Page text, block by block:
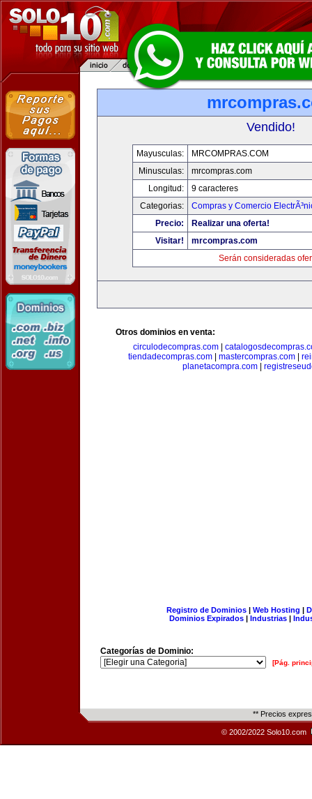
Vendido!
Mayusculas:
MRCOMPRAS.COM
Minusculas:
mrcompras.com
Longitud:
9 caracteres
Categorias:
Compras y Comercio
Precio:
Realizar una oferta!
Visitar!
mrcompras.com
Serán consideradas
Otros dominios en venta:
circulodecompras.com|
tiendadecompras.com| mastercompras.com|
planetacompra.com
Registro de Dominios| Web Hosting |
Dominios Expirados | Industrias |
Categorías de Dominio:
[Pág.
** Precios
© 2002/2022 Solo10.com